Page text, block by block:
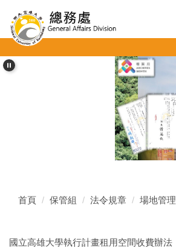
到
主
內
容
首頁 保管組 法令規章 場地管理
國立高雄大學執行計畫租用空間收費辦法